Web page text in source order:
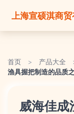
首页 > 产品大全
渔具握把制造的品质
威海佳